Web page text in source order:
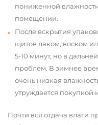
пониженной
помещении.
После вскрытия
щитов лаком, воском
5-10 минут, но в
проблем. В зимнее
очень низкая
утруждается
Почти вся отдача влаги